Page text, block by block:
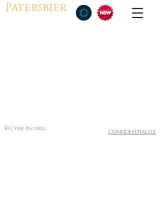
Patersbier
© Cyril Pagniez Confidentialité